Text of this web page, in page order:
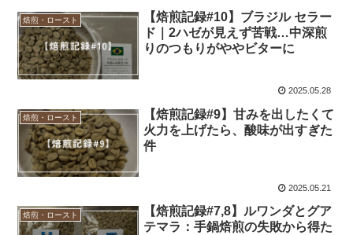
焙煎・ロースト
【焙煎記録#10】ブラジル セラー
ド｜2ハゼが見えず苦戦…中深煎
りのつもりがややビターに
2025.05.28
焙煎・ロースト
【焙煎記録#9】甘みを出したくて
火力を上げたら、酸味が出すぎた
件
2025.05.21
焙煎・ロースト
【焙煎記録#7,8】ルワンダとグア
テマラ：手鍋焙煎の失敗から得た